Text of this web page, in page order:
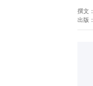
撰文：
出版：